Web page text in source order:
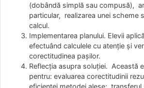
(dobândă simplă sau compusă),
particular, realizarea unei scheme
calcul.
Implementarea planului. Elevii
efectuând calculele cu atenție și
corectitudinea pașilor.
Reflecția asupra soluției. Această
pentru: evaluarea corectitudinii
eficienței metodei alese;,